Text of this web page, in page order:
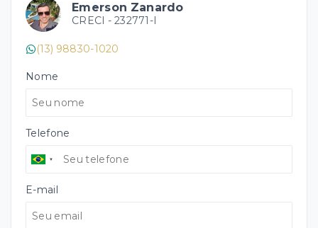
Emerson Zanardo
CRECI - 232771-I
(13) 98830-1020
Nome
Telefone
E-mail